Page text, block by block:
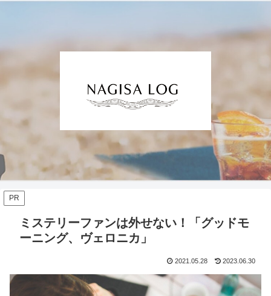
PR
ミステリーファンは外せない！「グッドモ
ーニング、ヴェロニカ」
2021.05.28 2023.06.30